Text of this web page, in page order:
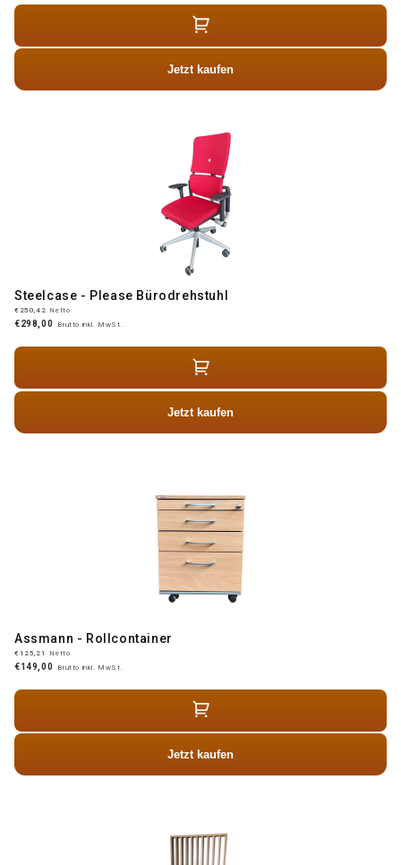
Jetzt kaufen
Steelcase - Please Bürodrehstuhl
€250,42 Netto
€298,00 Brutto inkl. MwSt.
Jetzt kaufen
Assmann - Rollcontainer
€125,21 Netto
€149,00 Brutto inkl. MwSt.
Jetzt kaufen